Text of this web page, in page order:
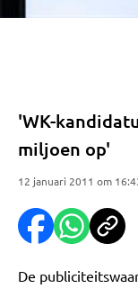
'WK-
miljoen op'
12 januari 2011 om
De